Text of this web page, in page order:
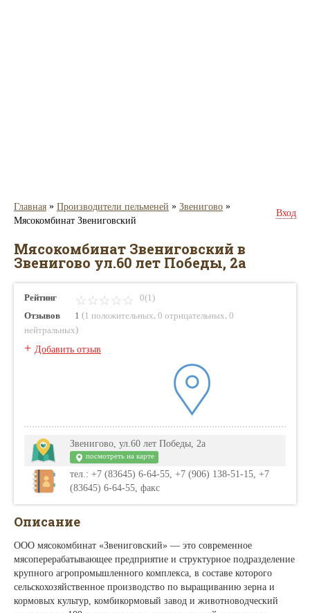
Главная » Производители пельменей » Звенигово »
Мясокомбинат Звениговский
Вход
Мясокомбинат Звениговский в
Звенигово ул.60 лет Победы, 2а
Рейтинг
0(1)
Отзывов
1 (1 положительных 0 отрицательных 0
нейтральных)
+ Добавить отзыв
Звенигово, ул.60 лет Победы, 2а
посмотреть на карте
тел.: +7 (83645) 6-64-55, +7 (906) 138-51-15, +7
(83645) 6-64-55, факс
Описание
ООО мясокомбинат «Звениговский» — это современное
мясоперерабатывающее предприятие и структурное подразделение
крупного агропромышленного комплекса, в составе которого
сельскохозяйственное производство по выращиванию зерна и
кормовых культур, комбикормовый завод и животноводческий